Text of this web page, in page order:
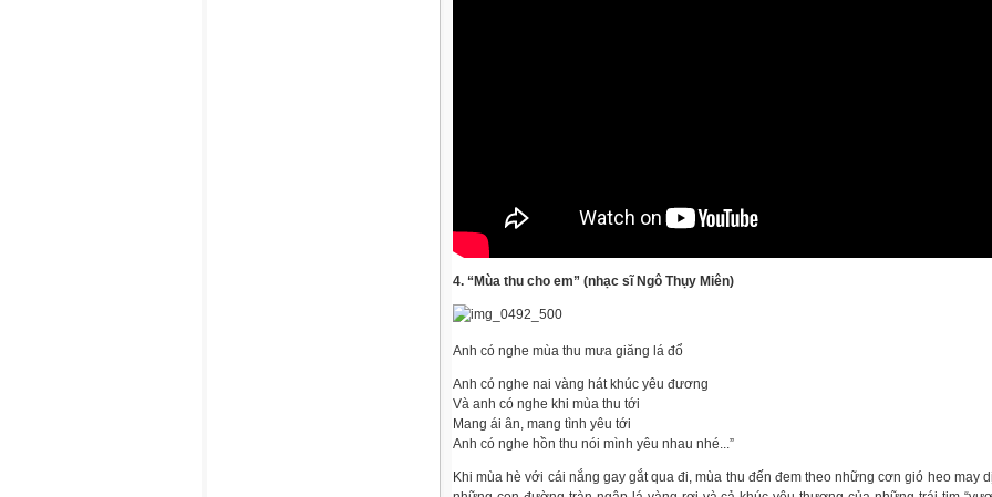
4. “Mùa thu cho em” (nhạc sĩ Ngô Thụy Miên)
Anh có nghe mùa thu mưa giăng lá đổ
Anh có nghe nai vàng hát khúc yêu đương
Và anh có nghe khi mùa thu tới
Mang ái ân, mang tình yêu tới
Anh có nghe hồn thu nói mình yêu nhau nhé...”
Khi mùa hè với cái nắng gay gắt qua đi, mùa thu đến đem theo những cơn gió heo may